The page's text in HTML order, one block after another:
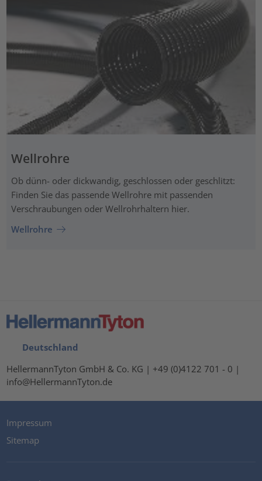
Wellrohre
Ob dünn- oder dickwandig, geschlossen oder geschlitzt:
Finden Sie das passende Wellrohre mit passenden
Verschraubungen oder Wellrohrhaltern hier.
Wellrohre
Deutschland
HellermannTyton GmbH & Co. KG | +49 (0)4122 701 - 0 |
info@HellermannTyton.de
Impressum
Sitemap